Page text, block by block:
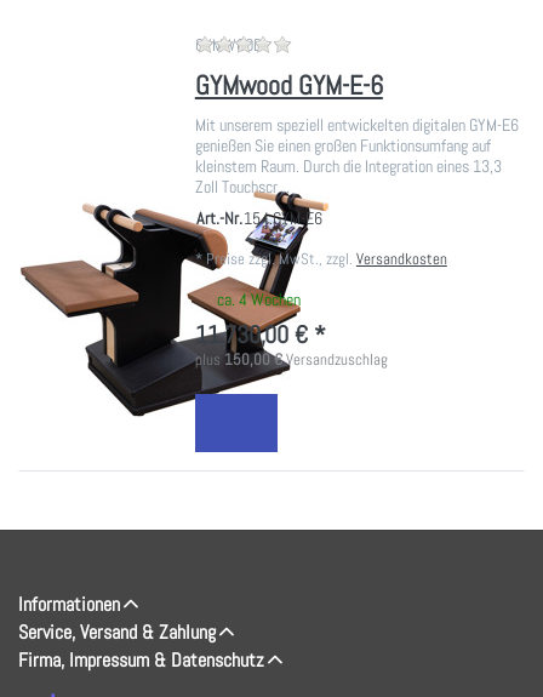
GYMWOOD Zu diesem Produkt liegen noch
GYMwood GYM-E-6
Mit unserem speziell entwickelten digitalen GYM-E6
genießen Sie einen großen Funktionsumfang auf
kleinstem Raum. Durch die Integration eines 13,3
Zoll Touchscr…
Art.-Nr.154.GYM-E6
*Preise zzgl. MwSt., zzgl. Versandkosten
ca. 4 Wochen
11.730,00 € *
plus 150,00 €Versandzuschlag
Informationen
Service, Versand & Zahlung
Firma, Impressum & Datenschutz